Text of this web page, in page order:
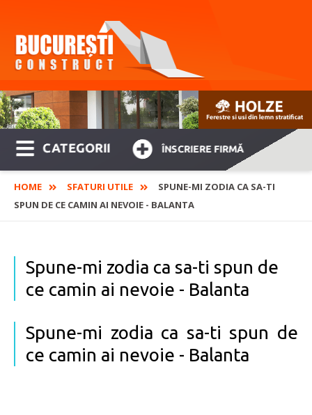
CATEGORII ÎNSCRIERE FIRMĂ
HOME SFATURI UTILE
SPUNE-MI ZODIA CA SA-TI
SPUN DE CE CAMIN AI NEVOIE - BALANTA
Spune-mi zodia ca sa-ti spun de
ce camin ai nevoie - Balanta
Spune-mi zodia ca sa-ti spun de
ce camin ai nevoie - Balanta